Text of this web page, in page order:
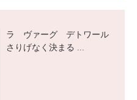
ラ ヴァーグ デトワール
さりげなく決まる ...